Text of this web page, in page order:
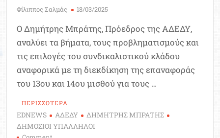
Φίλιππος Σαλμάς 18/03/2025
Ο Δημήτρης Μπράτης, Πρόεδρος της ΑΔΕΔΥ,
αναλύει τα βήματα, τους προβληματισμούς και
τις επιλογές του συνδικαλιστικού κλάδου
αναφορικά με τη διεκδίκηση της επαναφοράς
του 13ου και 14ου μισθού για τους …
ΠΕΡΙΣΣΟΤΕΡΑ
EDNEWS ΑΔΕΔΥ
ΔΗΜΗΤΡΗΣ ΜΠΡΑΤΗΣ
ΔΗΜΟΣΙΟΙ ΥΠΑΛΛΗΛΟΙ